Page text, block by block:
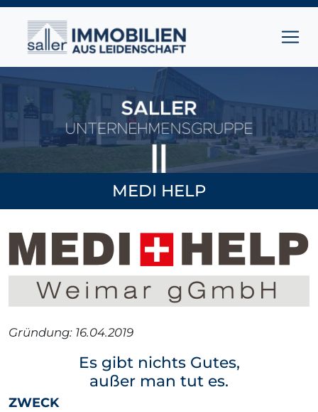
Zum Inhalt springen
Hauptnavigation
MEDI HELP
Gründung: 16.04.2019
Es gibt nichts Gutes,
außer man tut es.
ZWECK